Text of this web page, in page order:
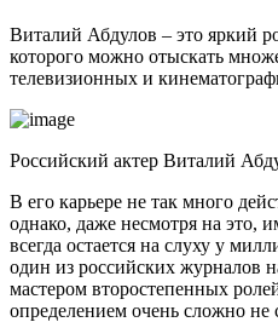
Виталий Абдулов – это яркий
которого можно отыскать
телевизионных и
Российский актер Виталий
В его карьере не так много
однако, даже несмотря на это,
всегда остается на слуху у
один из российских журналов
мастером второстепенных
определением очень сложно не